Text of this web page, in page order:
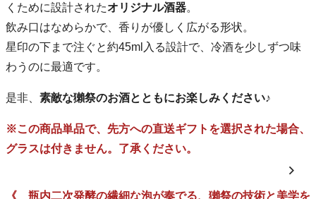
くために設計されたオリジナル酒器。
飲み口はなめらかで、香りが優しく広がる形状。
星印の下まで注ぐと約45ml入る設計で、冷酒を少しずつ味
わうのに最適です。
是非、 素敵な獺祭のお酒とともにお楽しみください♪
※この商品単品で、先方への直送ギフトを選択された場合、
グラスは付きません。了承ください。
《 瓶内二次発酵の繊細な泡が奏でる、獺祭の技術と美学を